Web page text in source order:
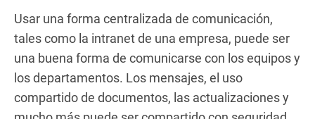
Usar una forma centralizada de comunicación,
tales como la intranet de una empresa, puede ser
una buena forma de comunicarse con los equipos y
los departamentos. Los mensajes, el uso
compartido de documentos, las actualizaciones y